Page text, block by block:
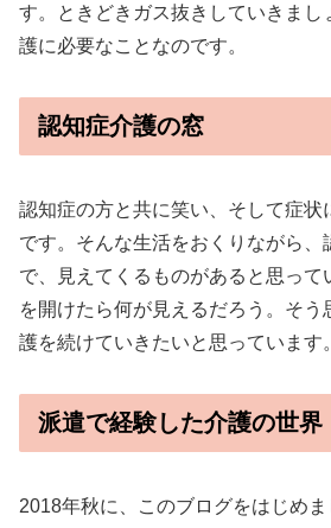
す。ときどきガス抜きしていきまし
護に必要なことなのです。
認知症介護の窓
認知症の方と共に笑い、そして症状
です。そんな生活をおくりながら、
で、見えてくるものがあると思って
を開けたら何が見えるだろう。そう
護を続けていきたいと思っています。
派遣で経験した介護の世界
2018年秋に、このブログをはじめま